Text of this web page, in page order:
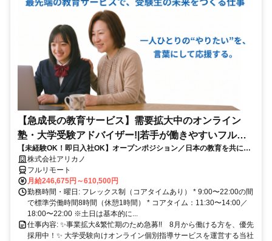
【急成長の教育サービス】需要拡大中のオンライン
塾・大学受験アドバイザー!|若手が働きやすいフルリ
モート勤務
【未経験OK！即日入社OK】オープンポジション／日本の教育を共に変
える仲間を募集します！
株式会社アリカノ
フルリモート
月給246,675円～610,500円
勤務時間・曜日: フレックス制（コアタイムあり） * 9:00〜22:00の間
で標準労働時間8時間（休憩1時間） * コアタイム：11:30〜14:00／
18:00〜22:00 ※土日は基本的に...
仕事内容: ✨️事業拡大&繁忙期のため急募!! 8月から働ける方を、優先
採用中！✨️ 大学受験向けオンライン個別指導サービスを運営する当社